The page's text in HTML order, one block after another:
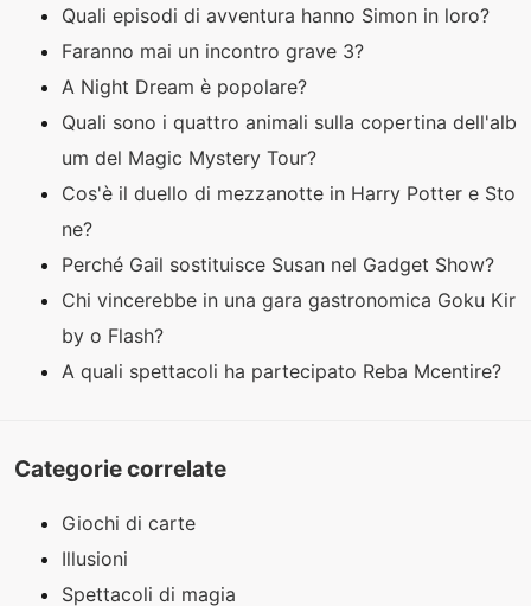
Quali episodi di avventura hanno Simon in loro?
Faranno mai un incontro grave 3?
A Night Dream è popolare?
Quali sono i quattro animali sulla copertina dell'alb
um del Magic Mystery Tour?
Cos'è il duello di mezzanotte in Harry Potter e Sto
ne?
Perché Gail sostituisce Susan nel Gadget Show?
Chi vincerebbe in una gara gastronomica Goku Kir
by o Flash?
A quali spettacoli ha partecipato Reba Mcentire?
Categorie correlate
Giochi di carte
Illusioni
Spettacoli di magia